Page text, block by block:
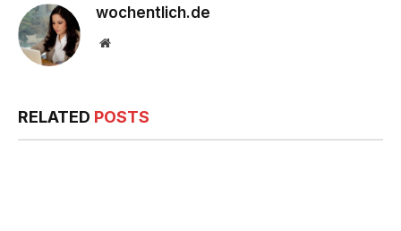
wochentlich.de
Website
RELATED POSTS